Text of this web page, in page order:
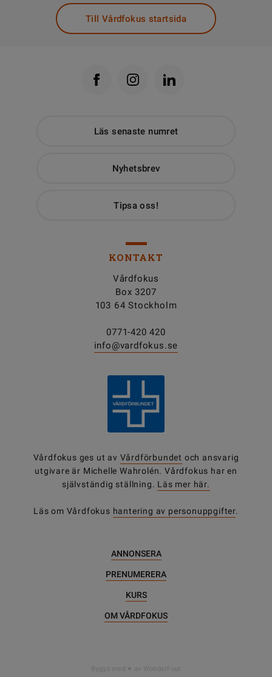
Till Vårdfokus startsida
Läs senaste numret
Nyhetsbrev
Tipsa oss!
KONTAKT
Vårdfokus
Box 3207
103 64 Stockholm
0771-420 420
info@vardfokus.se
Vårdfokus ges ut av Vårdförbundet och ansvarig
utgivare är Michelle Wahrolén. Vårdfokus har en
självständig ställning. Läs mer här.
Läs om Vårdfokus hantering av personuppgifter.
ANNONSERA
PRENUMERERA
KURS
OM VÅRDFOKUS
Byggd med av WonderFour